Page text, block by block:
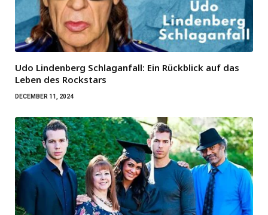
Udo Lindenberg Schlaganfall: Ein Rückblick auf das
Leben des Rockstars
DECEMBER 11, 2024